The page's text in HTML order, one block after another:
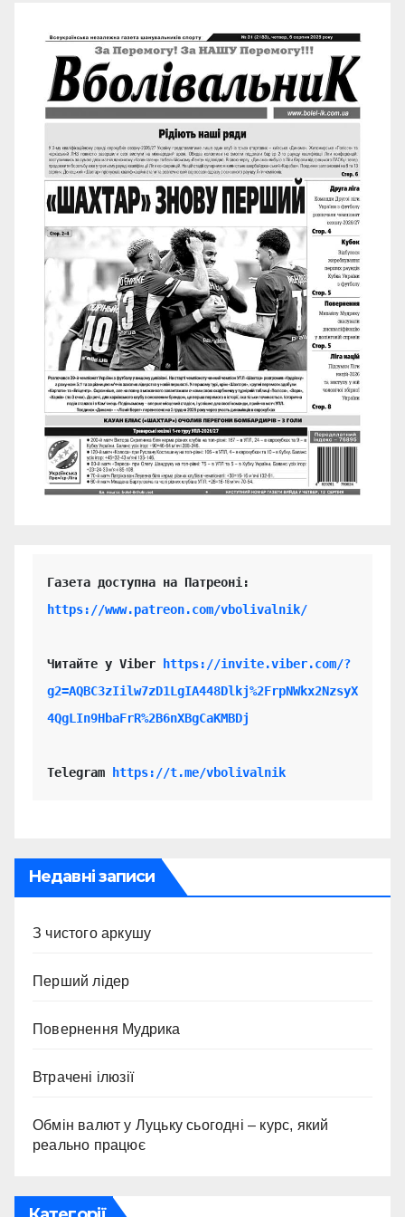
https://www.patreon.com/vbolivalnik/
Читайте у Viber
https://invite.viber.com/?
g2=AQBC3zIilw7zD1LgIA448Dlkj%2FrpNWkx2NzsyX
4QgLIn9HbaFrR%2B6nXBgCaKMBDj
Telegram https://t.me/vbolivalnik
Недавні записи
З чистого аркушу
Перший лідер
Повернення Мудрика
Втрачені ілюзії
Обмін валют у Луцьку сьогодні – курс, який
реально працює